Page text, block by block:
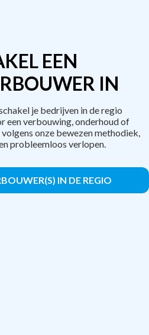
EEN
IN
je bedrijven in de regio
een verbouwing, onderhoud of
onze bewezen methodiek,
probleemloos verlopen.
IN DE REGIO